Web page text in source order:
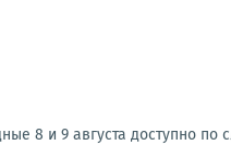
8 и 9 августа доступно по